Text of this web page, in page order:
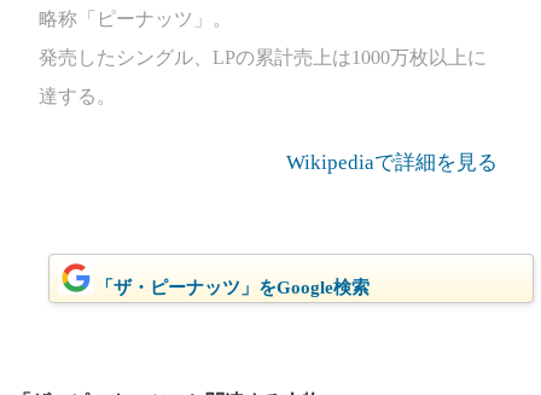
略称「ピーナッツ」。
発売したシングル、LPの累計売上は1000万枚以上に
達する。
Wikipediaで詳細を見る
「ザ・ピーナッツ」をGoogle検索